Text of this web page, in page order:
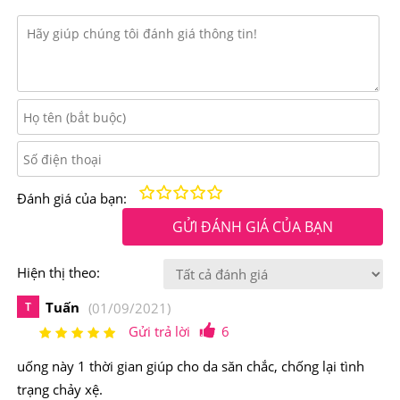
và thoái hóa hoàng điểm ở tuổi già…
giảm thị lực,...
Kirkland Vitamin E 400 IU cải thiện và duy trì vẻ đẹp và
Đánh giá của bạn: Tuyệt vời!
Rất tốt
Trung bình
Fair
Kém
GỬI ĐÁNH GIÁ CỦA BẠN
Hiện thị theo:
T Tuấn (01/09/2021)
Gửi trả lời
6
uống này 1 thời gian giúp cho da săn chắc, chống lại tình
trạng chảy xệ.